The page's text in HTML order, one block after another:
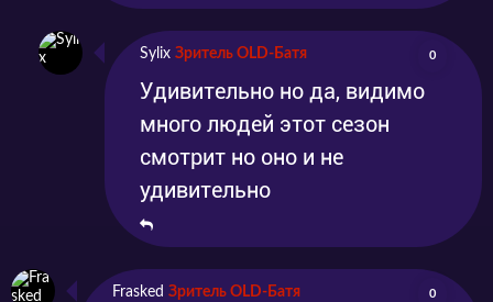
Sylix Зритель OLD-Батя 0
Удивительно но да, видимо
много людей этот сезон
смотрит но оно и не
удивительно
Frasked Зритель OLD-Батя 0